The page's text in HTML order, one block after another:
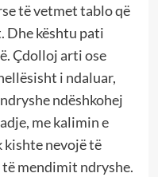
të vetmet tablo që
Dhe kështu pati
Çdolloj arti ose
i ndaluar,
ndëshkohej
me kalimin e
kishte nevojë të
mendimit ndryshe.